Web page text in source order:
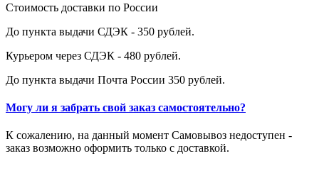
Стоимость доставки по России
До пункта выдачи СДЭК - 350 рублей.
Курьером через СДЭК - 480 рублей.
До пункта выдачи Почта России 350 рублей.
Могу ли я забрать свой заказ самостоятельно?
К сожалению, на данный момент Самовывоз недоступен -
заказ возможно оформить только с доставкой.